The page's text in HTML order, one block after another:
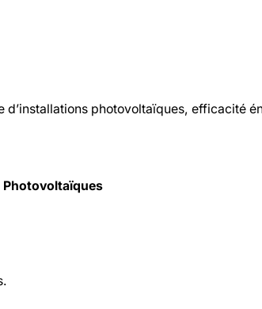
d’installations photovoltaïques, efficacité
Photovoltaïques